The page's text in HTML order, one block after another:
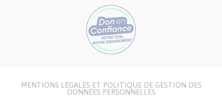
MENTIONS LÉGALES ET POLITIQUE DE GESTION DES
DONNÉES PERSONNELLES